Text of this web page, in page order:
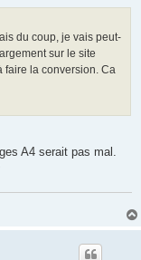
du coup, je vais peut-
sur le site
faire la conversion. Ca
A4 serait pas mal.